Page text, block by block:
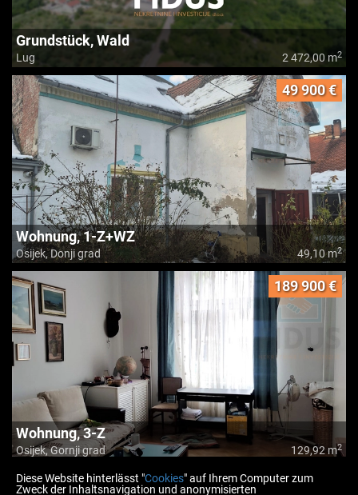
Grundstück, Wald
Lug 2 472,00 m2
49 900 €
Wohnung, 1-Z+WZ
Osijek, Donji grad 49,10 m2
189 900 €
Wohnung, 3-Z
Osijek, Gornji grad 129,92 m2
Diese Website hinterlässt "Cookies" auf Ihrem Computer zum
Zweck der Inhaltsnavigation und anonymisierten